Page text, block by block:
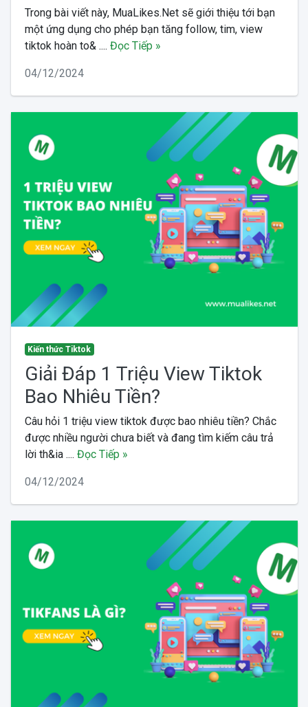
Trong bài viết này, MuaLikes.Net sẽ giới thiệu tới bạn
một ứng dụng cho phép bạn tăng follow, tim, view
tiktok hoàn to& .... Đọc Tiếp »
04/12/2024
Kiến thức Tiktok
Giải Đáp 1 Triệu View Tiktok
Bao Nhiêu Tiền?
Câu hỏi 1 triệu view tiktok được bao nhiêu tiền? Chắc
được nhiều người chưa biết và đang tìm kiếm câu trả
lời th&ia .... Đọc Tiếp »
04/12/2024